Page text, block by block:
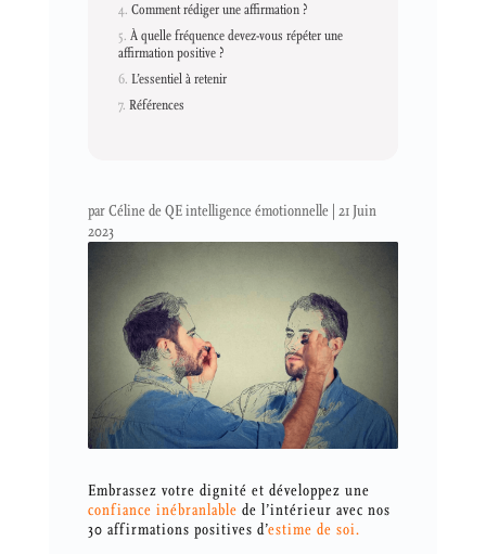
Comment rédiger une affirmation ?
À quelle fréquence devez-vous répéter une
affirmation positive ?
L’essentiel à retenir
Références
parCéline de QE intelligence émotionnelle 21 Juin
2023
Embrassez votre dignité et développez une
confiance inébranlable de l’intérieur avec nos
30 affirmations positives d’estime de soi.